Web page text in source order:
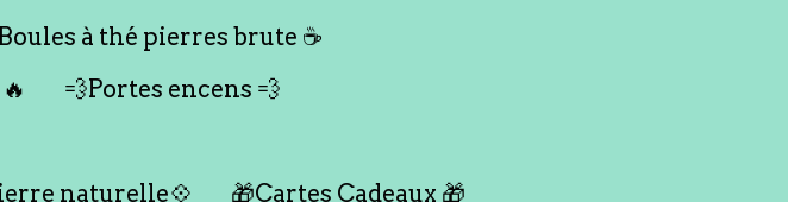
à thé pierres brute ☕️
💨Portes encens 💨
naturelle💠
🎁Cartes Cadeaux 🎁